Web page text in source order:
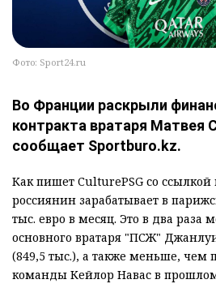
Фото: Sport24.ru
Во Франции раскрыли
контракта вратаря Матвея
сообщает Sportburo.kz.
Как пишет CulturePSG со ссылкой
россиянин зарабатывает в
тыс. евро в месяц. Это в два раза
основного вратаря "ПСЖ"
(849,5 тыс.), а также меньше, чем
команды Кейлор Навас в прошлом